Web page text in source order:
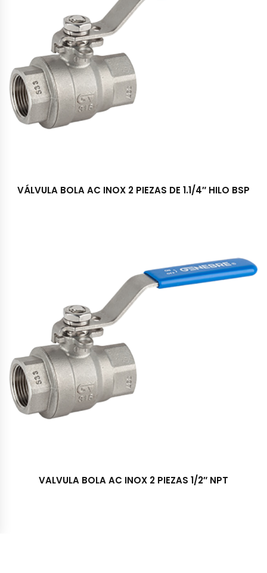
VÁLVULA BOLA AC INOX 2 PIEZAS DE 1.1/4″ HILO BSP
VALVULA BOLA AC INOX 2 PIEZAS 1/2″ NPT